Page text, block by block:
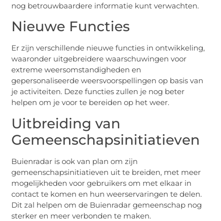
nog betrouwbaardere informatie kunt verwachten.
Nieuwe Functies
Er zijn verschillende nieuwe functies in ontwikkeling,
waaronder uitgebreidere waarschuwingen voor
extreme weersomstandigheden en
gepersonaliseerde weersvoorspellingen op basis van
je activiteiten. Deze functies zullen je nog beter
helpen om je voor te bereiden op het weer.
Uitbreiding van
Gemeenschapsinitiatieven
Buienradar is ook van plan om zijn
gemeenschapsinitiatieven uit te breiden, met meer
mogelijkheden voor gebruikers om met elkaar in
contact te komen en hun weerservaringen te delen.
Dit zal helpen om de Buienradar gemeenschap nog
sterker en meer verbonden te maken.